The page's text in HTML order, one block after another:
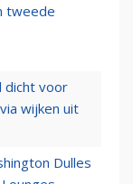
tweede
dicht voor
wijken uit
Dulles